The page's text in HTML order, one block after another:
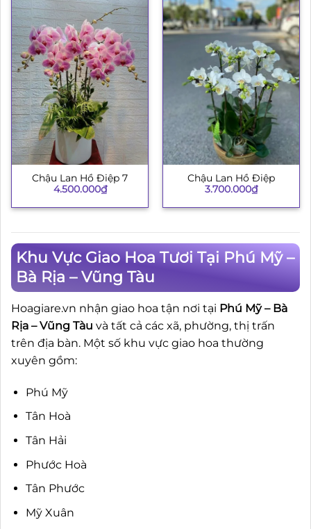
Chậu Lan Hồ Điệp 7
4.500.000₫
Chậu Lan Hồ Điệp
3.700.000₫
Khu Vực Giao Hoa Tươi Tại Phú Mỹ –
Bà Rịa – Vũng Tàu
Hoagiare.vn nhận giao hoa tận nơi tại Phú Mỹ – Bà
Rịa – Vũng Tàu và tất cả các xã, phường, thị trấn
trên địa bàn. Một số khu vực giao hoa thường
xuyên gồm:
Phú Mỹ
Tân Hoà
Tân Hải
Phước Hoà
Tân Phước
Mỹ Xuân